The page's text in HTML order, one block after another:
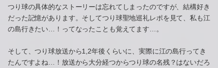
つり球の具体的なストーリーは忘れてしまったのですが、結構好き
だった記憶があります。そしてつり球聖地巡礼レポを見て、私も江
の島行きたい…！ってなったことも覚えてます…。
そして、つり球放送から1,2年後くらいに、実際に江の島行ってき
たんですよね…！放送から大分経つからつり球の名残？はないだろ